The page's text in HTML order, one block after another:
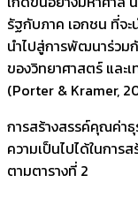
รัฐกับภาค เอกชน ที่จ
นำไปสู่การพัฒนาร่วม
ของวิทยาศาสตร์ และ
(Porter & Kramer,
การสร้างสรรค์คุณค่า
ความเป็นไปได้ในกา
ตามตารางที่ 2